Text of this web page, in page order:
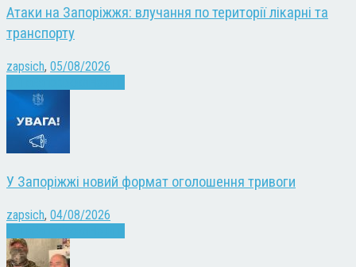
Атаки на Запоріжжя: влучання по території лікарні та
транспорту
zapsich, 05/08/2026
У Запоріжжі новий формат оголошення тривоги
zapsich, 04/08/2026